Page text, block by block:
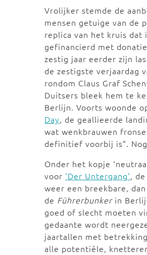
Vrolijker stemde de
mensen getuige van de
replica van het kruis dat
gefinancierd met
zestig jaar eerder zijn
de zestigste verjaardag
rondom Claus Graf
Duitsers bleek hem te
Berlijn. Voorts woonde
Day, de geallieerde
wat wenkbrauwen
definitief voorbij is”.
Onder het kopje
voor 'Der Untergang',
weer een breekbare,
de Führerbunkerin
goed of slecht moeten
gedaante wordt
jaartallen met
alle potentiële,